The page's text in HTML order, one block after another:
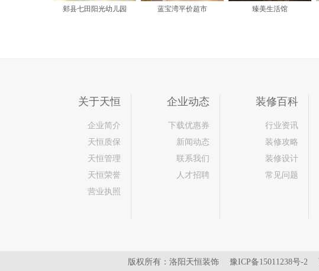
郏县七田阳光幼儿园 蓝宝湾平价超市 臻美生活馆
关于天恒
企业简介
天恒质保
天恒管理
天恒荣誉
营业执照
企业动态
下载优惠券
新闻动态
联系我们
人才招聘
装修百科
行业资讯
装修攻略
装修设计
常见问题
版权所有：洛阳天恒装饰 豫ICP备15011238号-2